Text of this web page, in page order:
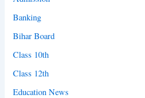
Banking
Bihar Board
Class 10th
Class 12th
Education News